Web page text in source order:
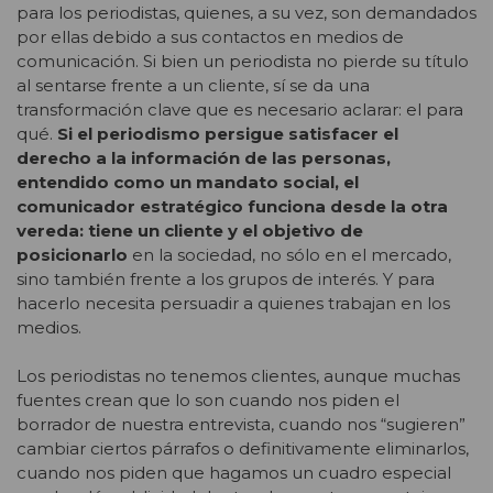
para los periodistas, quienes, a su vez, son demandados
por ellas debido a sus contactos en medios de
comunicación. Si bien un periodista no pierde su título
al sentarse frente a un cliente, sí se da una
transformación clave que es necesario aclarar: el para
qué. Si el periodismo persigue satisfacer el
derecho a la información de las personas,
entendido como un mandato social, el
comunicador estratégico funciona desde la otra
vereda: tiene un cliente y el objetivo de
posicionarlo en la sociedad, no sólo en el mercado,
sino también frente a los grupos de interés. Y para
hacerlo necesita persuadir a quienes trabajan en los
medios.
Los periodistas no tenemos clientes, aunque muchas
fuentes crean que lo son cuando nos piden el
borrador de nuestra entrevista, cuando nos “sugieren”
cambiar ciertos párrafos o definitivamente eliminarlos,
cuando nos piden que hagamos un cuadro especial